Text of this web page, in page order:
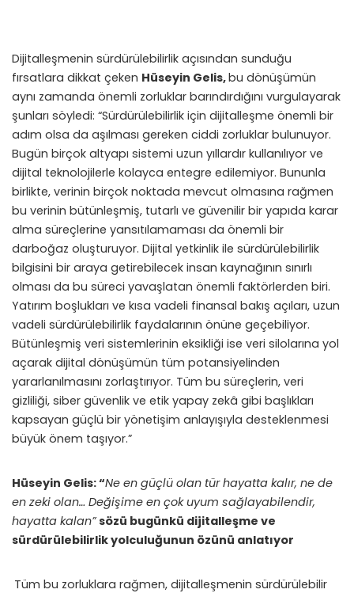
Dijitalleşmenin sürdürülebilirlik açısından sunduğu
fırsatlara dikkat çeken Hüseyin Gelis,bu dönüşümün
aynı zamanda önemli zorluklar barındırdığını vurgulayarak
şunları söyledi: “Sürdürülebilirlik için dijitalleşme önemli bir
adım olsa da aşılması gereken ciddi zorluklar bulunuyor.
Bugün birçok altyapı sistemi uzun yıllardır kullanılıyor ve
dijital teknolojilerle kolayca entegre edilemiyor. Bununla
birlikte, verinin birçok noktada mevcut olmasına rağmen
bu verinin bütünleşmiş, tutarlı ve güvenilir bir yapıda karar
alma süreçlerine yansıtılamaması da önemli bir
darboğaz oluşturuyor. Dijital yetkinlik ile sürdürülebilirlik
bilgisini bir araya getirebilecek insan kaynağının sınırlı
olması da bu süreci yavaşlatan önemli faktörlerden biri.
Yatırım boşlukları ve kısa vadeli finansal bakış açıları, uzun
vadeli sürdürülebilirlik faydalarının önüne geçebiliyor.
Bütünleşmiş veri sistemlerinin eksikliği ise veri silolarına yol
açarak dijital dönüşümün tüm potansiyelinden
yararlanılmasını zorlaştırıyor. Tüm bu süreçlerin, veri
gizliliği, siber güvenlik ve etik yapay zekâ gibi başlıkları
kapsayan güçlü bir yönetişim anlayışıyla desteklenmesi
büyük önem taşıyor.”
Hüseyin Gelis: “Ne en güçlü olan tür hayatta kalır, ne de
en zeki olan… Değişime en çok uyum sağlayabilendir,
hayatta kalan”sözü bugünkü dijitalleşme ve
sürdürülebilirlik yolculuğunun özünü anlatıyor
Tüm bu zorluklara rağmen, dijitalleşmenin sürdürülebilir